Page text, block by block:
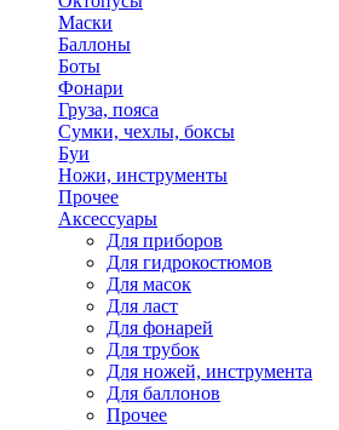
Маски
Баллоны
Боты
Фонари
Груза, пояса
Сумки, чехлы, боксы
Буи
Ножи, инструменты
Прочее
Аксессуары
Для приборов
Для гидрокостюмов
Для масок
Для ласт
Для фонарей
Для трубок
Для ножей, инструмента
Для баллонов
Прочее